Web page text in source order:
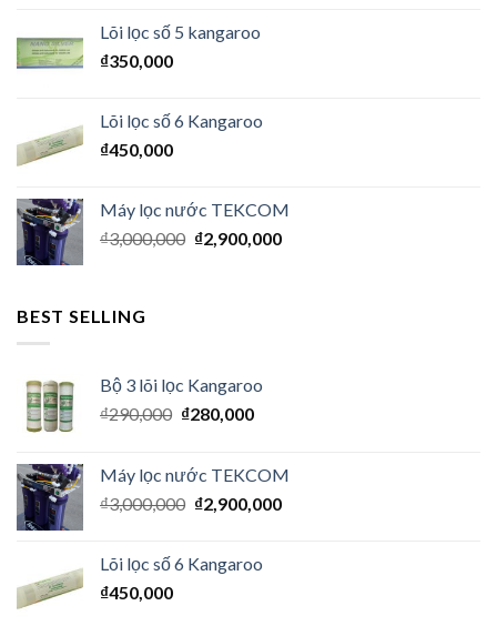
Lõi lọc số 5 kangaroo
₫350,000
Lõi lọc số 6 Kangaroo
₫450,000
Máy lọc nước TEKCOM
₫3,000,000 ₫2,900,000
BEST SELLING
Bộ 3 lõi lọc Kangaroo
₫290,000 ₫280,000
Máy lọc nước TEKCOM
₫3,000,000 ₫2,900,000
Lõi lọc số 6 Kangaroo
₫450,000